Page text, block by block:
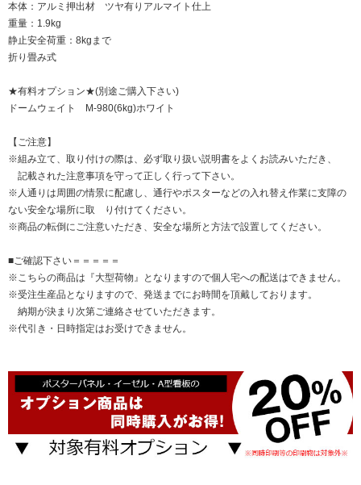
本体：アルミ押出材 ツヤ有りアルマイト仕上
重量：1.9kg
静止安全荷重：8kgまで
折り畳み式
★有料オプション★(別途ご購入下さい)
ドームウェイト M-980(6kg)ホワイト
【ご注意】
※組み立て、取り付けの際は、必ず取り扱い説明書をよくお読みいただき、
記載された注意事項を守って正しく行って下さい。
※人通りは周囲の情景に配慮し、通行やポスターなどの入れ替え作業に支障の
ない安全な場所に取 り付けてください。
※商品の転倒にご注意いただき、安全な場所と方法で設置してください。
■ご確認下さい＝＝＝＝＝
※こちらの商品は『大型荷物』となりますので個人宅への配送はできません。
※受注生産品となりますので、発送までにお時間を頂戴しております。
納期が決まり次第ご連絡させていただきます。
※代引き・日時指定はお受けできません。